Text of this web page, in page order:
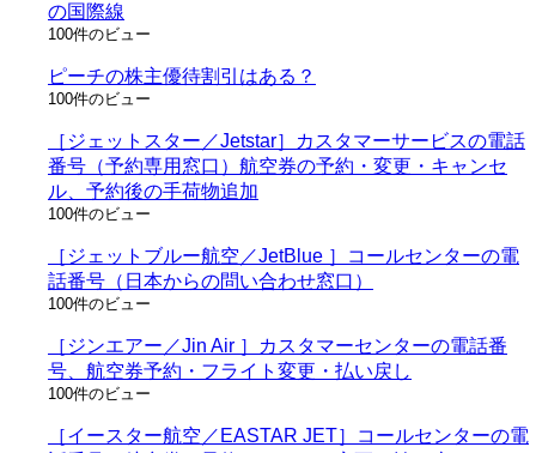
の国際線
100件のビュー
ピーチの株主優待割引はある？
100件のビュー
［ジェットスター／Jetstar］カスタマーサービスの電話
番号（予約専用窓口）航空券の予約・変更・キャンセ
ル、予約後の手荷物追加
100件のビュー
［ジェットブルー航空／JetBlue ］コールセンターの電
話番号（日本からの問い合わせ窓口）
100件のビュー
［ジンエアー／Jin Air ］カスタマーセンターの電話番
号、航空券予約・フライト変更・払い戻し
100件のビュー
［イースター航空／EASTAR JET］コールセンターの電